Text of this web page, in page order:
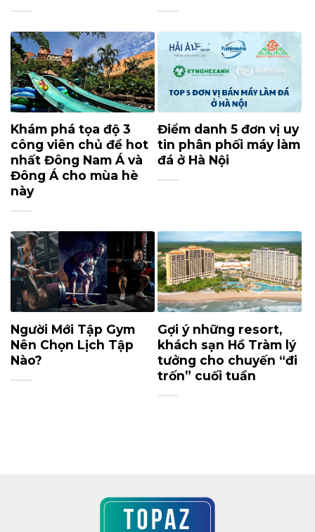
Khám phá tọa độ 3
công viên chủ đề hot
nhất Đông Nam Á và
Đông Á cho mùa hè
này
Điểm danh 5 đơn vị uy
tin phân phối máy làm
đá ở Hà Nội
Người Mới Tập Gym
Nên Chọn Lịch Tập
Nào?
Gợi ý những resort,
khách sạn Hồ Tràm lý
tưởng cho chuyến “đi
trốn” cuối tuần